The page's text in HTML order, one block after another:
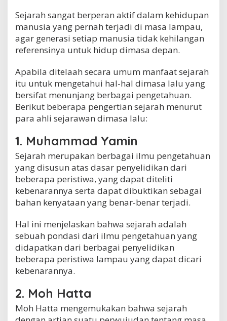
Sejarah sangat berperan aktif dalam kehidupan
manusia yang pernah terjadi di masa lampau,
agar generasi setiap manusia tidak kehilangan
referensinya untuk hidup dimasa depan.
Apabila ditelaah secara umum manfaat sejarah
itu untuk mengetahui hal-hal dimasa lalu yang
bersifat menunjang berbagai pengetahuan.
Berikut beberapa pengertian sejarah menurut
para ahli sejarawan dimasa lalu:
1. Muhammad Yamin
Sejarah merupakan berbagai ilmu pengetahuan
yang disusun atas dasar penyelidikan dari
beberapa peristiwa, yang dapat diteliti
kebenarannya serta dapat dibuktikan sebagai
bahan kenyataan yang benar-benar terjadi.
Hal ini menjelaskan bahwa sejarah adalah
sebuah pondasi dari ilmu pengetahuan yang
didapatkan dari berbagai penyelidikan
beberapa peristiwa lampau yang dapat dicari
kebenarannya.
2. Moh Hatta
Moh Hatta mengemukakan bahwa sejarah